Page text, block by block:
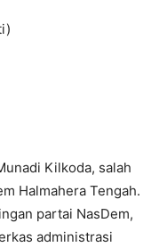
Kilkoda, salah
Halmahera Tengah.
partai NasDem,
administrasi